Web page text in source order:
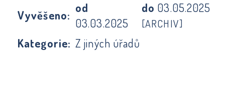
Vyvěšeno:
od
03.03.2025
do 03.05.2025
[ARCHIV]
Kategorie: Z jiných úřadů